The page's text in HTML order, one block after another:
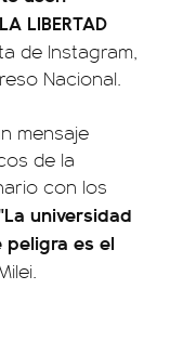
LIBERTAD
de Instagram,
Nacional.
mensaje
de la
con los
universidad
es el